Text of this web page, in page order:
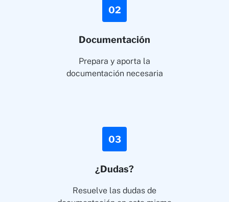
02
Documentación
Prepara y aporta la
documentación necesaria
03
¿Dudas?
Resuelve las dudas de